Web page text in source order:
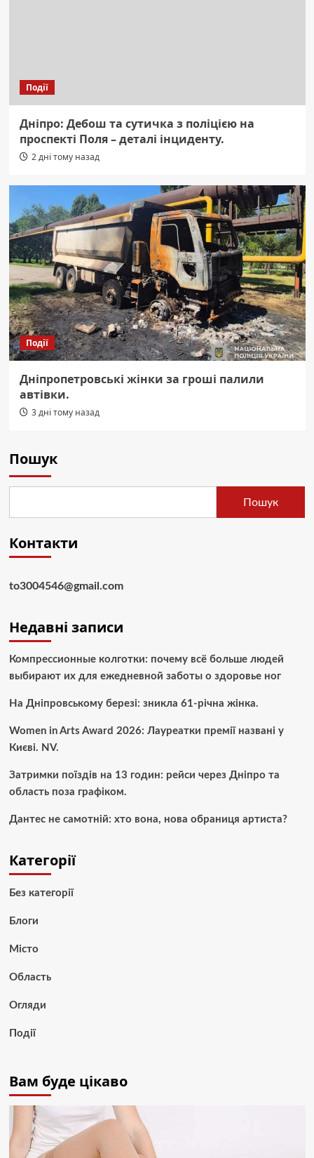
Події
Дніпро: Дебош та сутичка з поліцією на
проспекті Поля – деталі інциденту.
2 дні тому назад
Події
Дніпропетровські жінки за гроші палили
автівки.
3 дні тому назад
Пошук
Пошук
Контакти
to3004546@gmail.com
Недавні записи
Компрессионные колготки: почему всё больше людей
выбирают их для ежедневной заботы о здоровье ног
На Дніпровському березі: зникла 61-річна жінка.
Women in Arts Award 2026: Лауреатки премії названі у
Києві. NV.
Затримки поїздів на 13 годин: рейси через Дніпро та
область поза графіком.
Дантес не самотній: хто вона, нова обраниця артиста?
Категорії
Без категорії
Блоги
Місто
Область
Огляди
Події
Вам буде цікаво